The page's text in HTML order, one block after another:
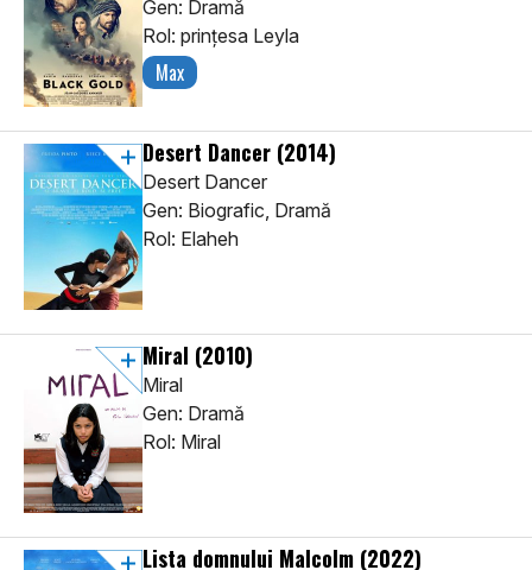
Gen: Dramă
Rol: prințesa Leyla
Max
Desert Dancer (2014)
Desert Dancer
Gen: Biografic, Dramă
Rol: Elaheh
Miral (2010)
Miral
Gen: Dramă
Rol: Miral
Lista domnului Malcolm (2022)